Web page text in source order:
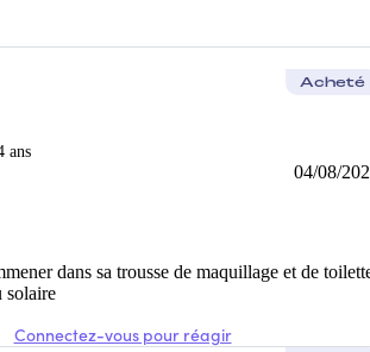
est géniale, les accessoires, les produits.
! Je l’adore
ans
Acheté
04/08/
dans sa trousse de maquillage et de
solaire
Connectez-vous pour réagir